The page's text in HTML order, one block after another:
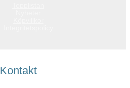
Kontakt